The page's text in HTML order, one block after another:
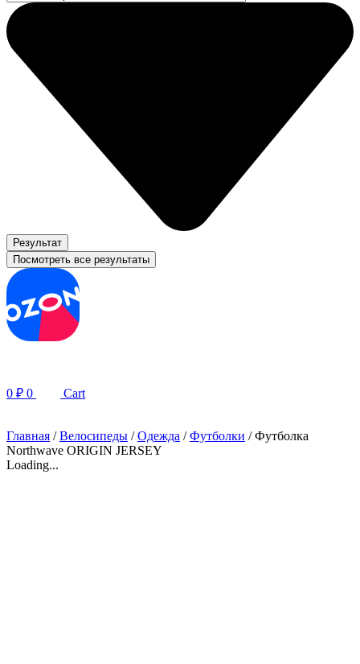
Результат
Посмотреть все результаты
0 ₽ 0 Cart
Главная /Велосипеды /Одежда /Футболки / Футболка
Northwave ORIGIN JERSEY
Loading...